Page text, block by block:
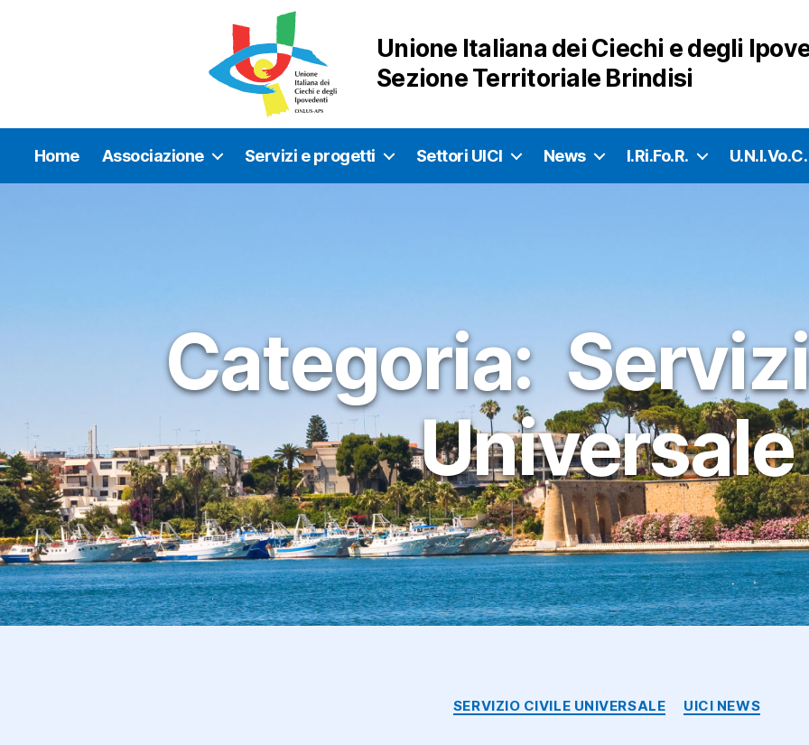
Unione Italiana dei Ciechi e degli
Sezione Territoriale Brindisi
Home Associazione Servizi e progetti Settori UICI News I.Ri.Fo.R. U.N.I.Vo.C.
Categoria:
Universale
Categorie
SERVIZIO CIVILE UNIVERSALE UICI NEWS